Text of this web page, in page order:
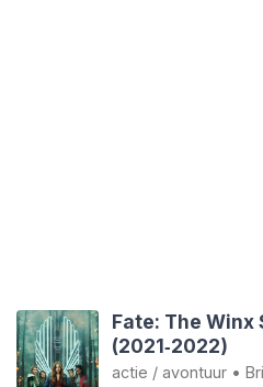
Fate: The Winx
(2021‑2022)
actie / avontuur •